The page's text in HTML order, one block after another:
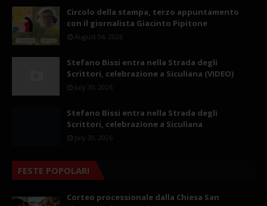
Circolo della stampa, terzo appuntamento
con il giornalista Giacinto Pipitone
August 04, 2026
Stefano Bissi entra nella Strada degli
Scrittori, celebrazione a Siculiana (VIDEO)
July 30, 2026
Stefano Bissi entra nella Strada degli
Scrittori, celebrazione a Siculiana
July 30, 2026
FESTE POPOLARI
Corteo processionale dalla Chiesa San